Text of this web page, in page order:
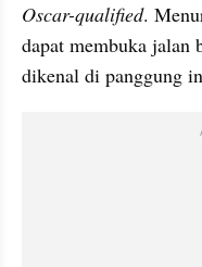
Oscar-qualified.
dapat membuka jalan
dikenal di panggung